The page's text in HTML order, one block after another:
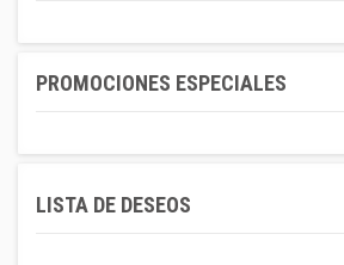
PROMOCIONES ESPECIALES
LISTA DE DESEOS